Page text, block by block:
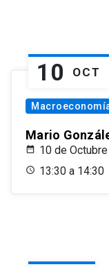
10 OCT
Mario
10 de
13:30 a 14:30